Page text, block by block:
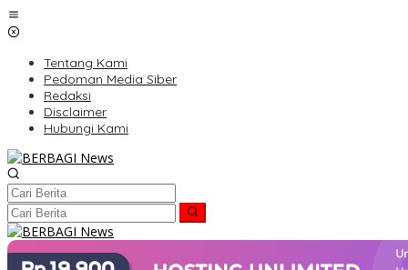
Lewati
ke
Tentang Kami
Pedoman Media Siber
Redaksi
Disclaimer
Hubungi Kami